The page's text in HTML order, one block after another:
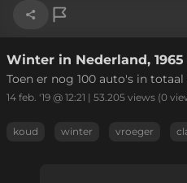
Link kopiëren
Winter in Nederland, 1965
Toen er nog 100 auto's in
14 feb. '19 @ 12:21 | 53.205 views (0
koud winter vroeger